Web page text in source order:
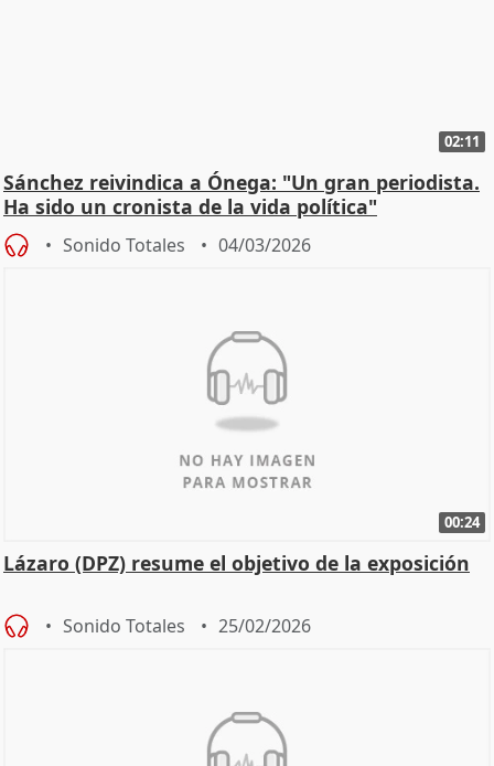
02:11
Sánchez reivindica a Ónega: "Un gran periodista.
Ha sido un cronista de la vida política"
Sonido Totales 04/03/2026
00:24
Lázaro (DPZ) resume el objetivo de la exposición
Sonido Totales 25/02/2026